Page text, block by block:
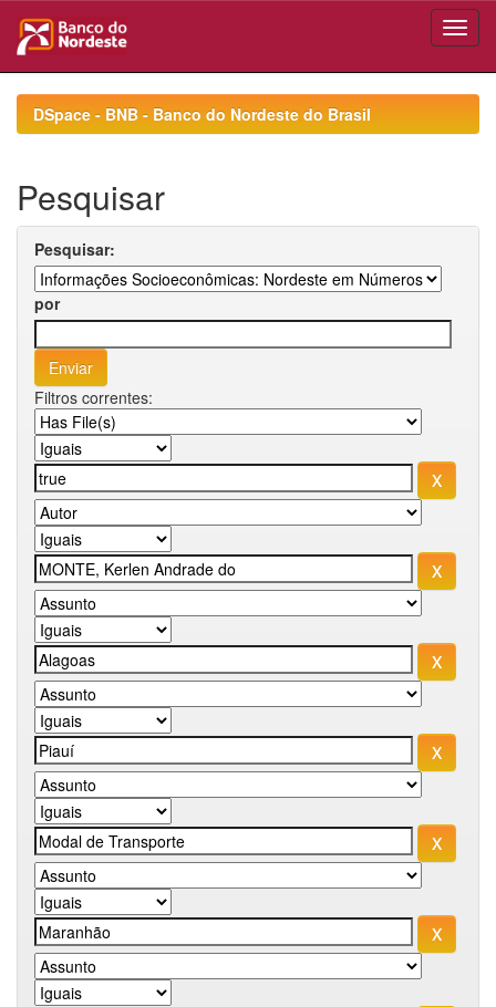
navigationDSpace - BNB - Banco do Nordeste do Brasil
Pesquisar
Pesquisar:
por
Filtros correntes: